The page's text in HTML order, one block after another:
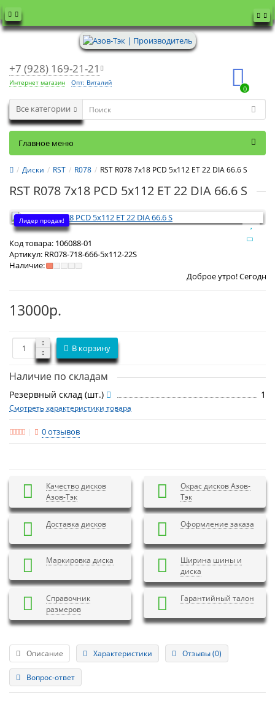
+7 (928) 169-21-21
Интернет магазин Опт: Виталий
0
Все категории
Главное меню
Диски RST R078 RST R078 7x18 PCD 5x112 ET 22 DIA 66.6 S
RST R078 7x18 PCD 5x112 ET 22 DIA 66.6 S
Лидер продаж!
Код товара: 106088-01
Артикул: RR078-718-666-5x112-22S
Наличие:
Доброе утро! СегодняПонедельник
13000р.
В корзину
Наличие по складам
Резервный склад (шт.) 1
Смотреть характеристики товара
0 отзывов
Качество дисков
Азов-Тэк
Окрас дисков Азов-
Тэк
Доставка дисков Оформление заказа
Маркировка диска
Ширина шины и
диска
Справочник
размеров
Гарантийный талон
Описание Характеристики Отзывы (0)
Вопрос-ответ